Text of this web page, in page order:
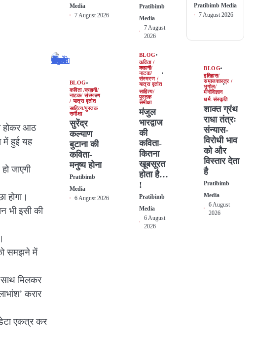
होकर आठ
में हुई यह
जाएगी
होगा।
भी इसी की
समझने में
मिलकर
करार
एकत्र कर
Media
7 August 2026
Pratibimb
Media
7 August
2026
Pratibimb Media
7 August 2026
BLOG
कविता /कहानी/
नाटक/ संस्मरण
/ यात्रा वृतांत
साहित्य/पुस्तक
समीक्षा
सुरेंद्र
कल्याण
बुटाना की
कविता-
मनुष्य होना
Pratibimb
Media
6 August 2026
BLOG
कविता /
कहानी/
नाटक/
संस्मरण /
यात्रा वृतांत
साहित्य/
पुस्तक
समीक्षा
मंजुल
भारद्वाज
की
कविता-
कितना
खूबसूरत
होता है…
!
Pratibimb
Media
6 August
2026
BLOG
इतिहास/
समाजशास्त्र /
भूगोल/
मनोविज्ञान
धर्म-संस्कृति
शाक्त ग्रंथ
राधा तंत्रः
संन्यास-
विरोधी भाव
को और
विस्तार देता
है
Pratibimb
Media
6 August
2026